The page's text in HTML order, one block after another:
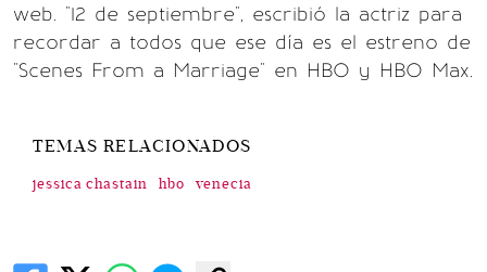
web. "12 de septiembre", escribió la actriz para
recordar a todos que ese día es el estreno de
"Scenes From a Marriage" en HBO y HBO Max.
TEMAS RELACIONADOS
jessica chastain hbo venecia